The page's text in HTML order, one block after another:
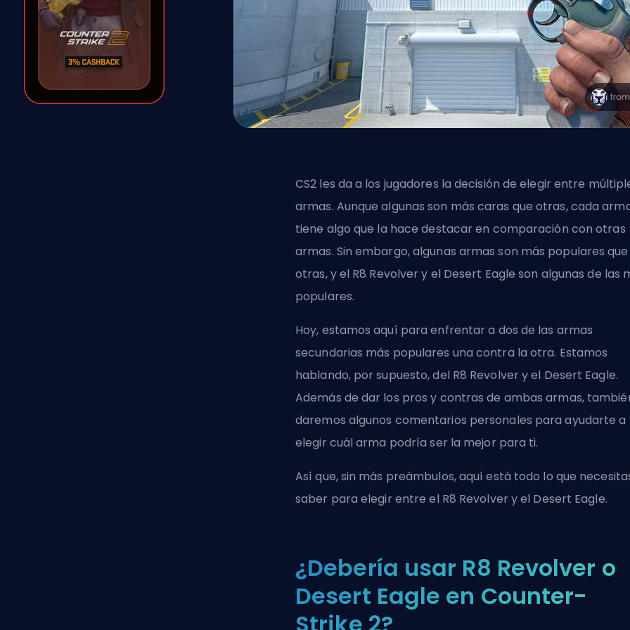
CS2 les da a los jugadores la decisión de elegir entre
armas. Aunque algunas son más caras que otras, cada
tiene algo que la hace destacar en comparación con otras
armas. Sin embargo, algunas armas son más populares que
otras, y el R8 Revolver y el Desert Eagle son algunas de las
populares.
Hoy, estamos aquí para enfrentar a dos de las armas
secundarias más populares una contra la otra. Estamos
hablando, por supuesto, del R8 Revolver y el Desert Eagle.
Además de dar los pros y contras de ambas armas,
daremos algunos comentarios personales para ayudarte a
elegir cuál arma podría ser la mejor para ti.
Así que, sin más preámbulos, aquí está todo lo que
saber para elegir entre el R8 Revolver y el Desert Eagle.
¿Debería usar R8 Revolver o
Desert Eagle en Counter-